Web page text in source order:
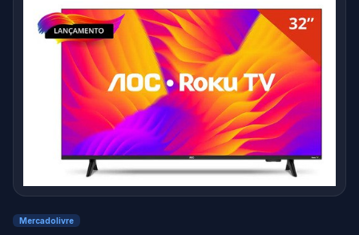
Mercadolivre